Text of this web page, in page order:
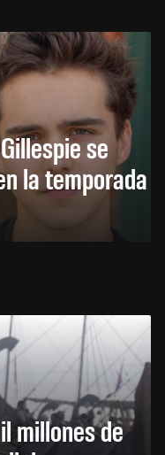
se
la temporada
millones de